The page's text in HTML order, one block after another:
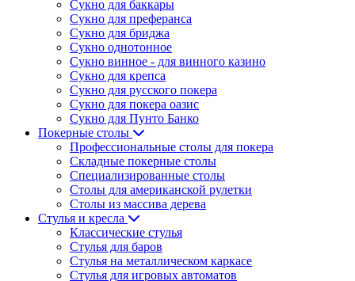
Сукно для баккары
Сукно для преферанса
Сукно для бриджа
Сукно однотонное
Сукно винное - для винного казино
Сукно для крепса
Сукно для русского покера
Сукно для покера оазис
Сукно для Пунто Банко
Покерные столы
Профессиональные столы для покера
Складные покерные столы
Специализированные столы
Столы для американской рулетки
Столы из массива дерева
Стулья и кресла
Классические стулья
Стулья для баров
Стулья на металлическом каркасе
Стулья для игровых автоматов